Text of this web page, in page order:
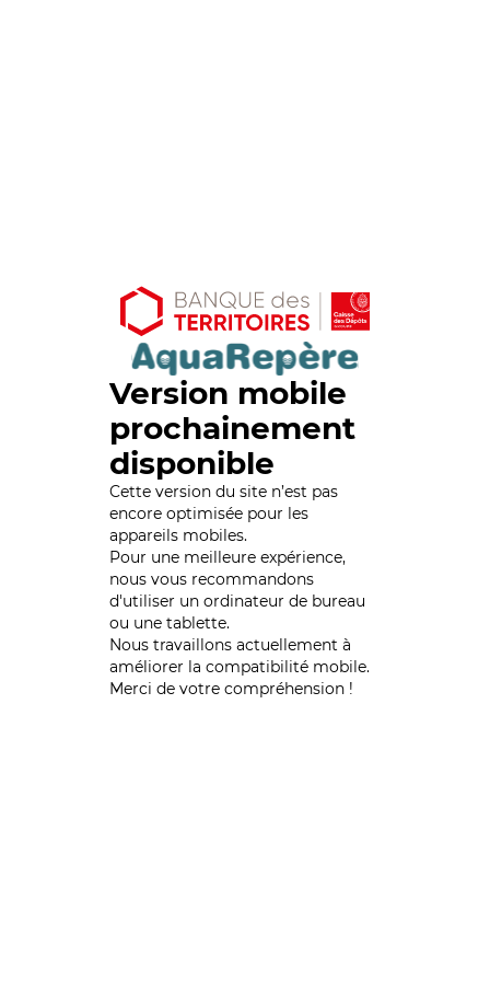
Version mobile
prochainement
disponible
Cette version du site n’est pas
encore optimisée pour les
appareils mobiles.
Pour une meilleure expérience,
nous vous recommandons
d'utiliser un ordinateur de bureau
ou une tablette.
Nous travaillons actuellement à
améliorer la compatibilité mobile.
Merci de votre compréhension !